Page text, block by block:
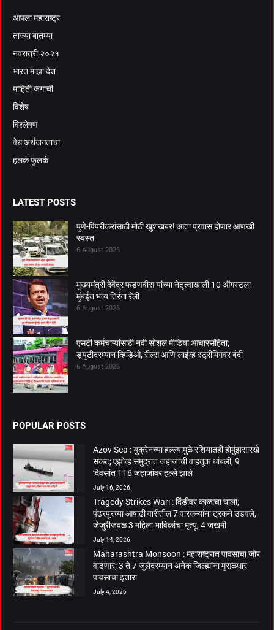
आपला महाराष्ट्र
ताज्या बातम्या
नवरात्री २०२१
भारत माझा देश
माहिती जगाची
विशेष
विश्लेषण
वेध अर्थजगताचा
हलकं फुलकं
LATEST POSTS
पुणे-पिंपरीकरांसाठी मोठी खुशखबर! आता प्रवास होणार आणखी
स्वस्त
6 August 2026
मुख्यमंत्री देवेंद्र फडणवीस यांच्या नेतृत्वाखाली 10 ऑगस्टला
मुंबईत भव्य तिरंगा रॅली
6 August 2026
एसटी कर्मचाऱ्यांसाठी नवी सोशल मीडिया आचारसंहिता;
ड्युटीदरम्यान व्हिडिओ, रील्स आणि लाईव्ह स्ट्रीमिंगवर बंदी
6 August 2026
POPULAR POSTS
Azov Sea : युक्रेनच्या हल्ल्यामुळे रशियातही होर्मुझसारखे
संकट; एझोव्ह समुद्रात जहाजांची वाहतूक थांबली, 9
दिवसांत 116 जहाजांवर हल्ले झाले
July 16, 2026
Tragedy Strikes Wari : दिंडीवर काळाचा घाला;
पंढरपूरच्या आषाढी वारीतील 7 वारकऱ्यांना ट्रकने उडवले,
जेजुरीजवळ 3 महिला भाविकांचा मृत्यू, 4 जखमी
July 14, 2026
Maharashtra Monsoon : महाराष्ट्रात पावसाचा जोर
वाढणार; 3 ते 7 जुलैदरम्यान अनेक जिल्ह्यांना मुसळधार
पावसाचा इशारा
July 4, 2026